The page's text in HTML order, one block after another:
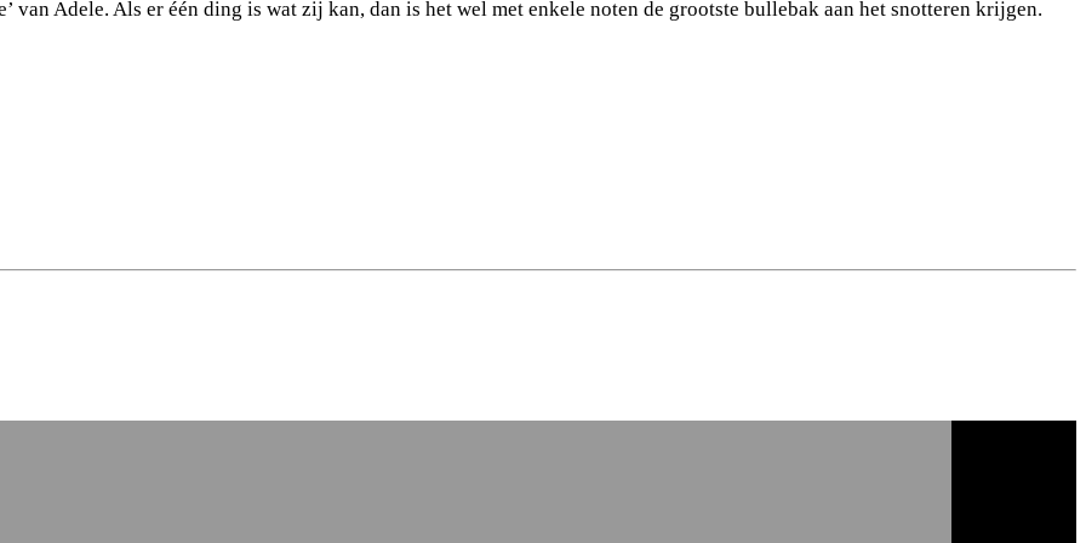
van Adele. Als er één ding is wat zij kan, dan is het wel met enkele noten de grootste bullebak aan het snotteren krijgen.